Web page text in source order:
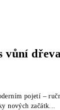
vůní
pojetí –
nových začátk...